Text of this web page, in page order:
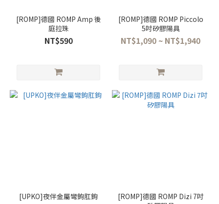
[ROMP]德國 ROMP Amp 後
庭拉珠
NT$590
[ROMP]德國 ROMP Piccolo
5吋矽膠陽具
NT$1,090 ~ NT$1,940
[UPKO]夜伴金屬彎鉤肛鉤
[ROMP]德國 ROMP Dizi 7吋